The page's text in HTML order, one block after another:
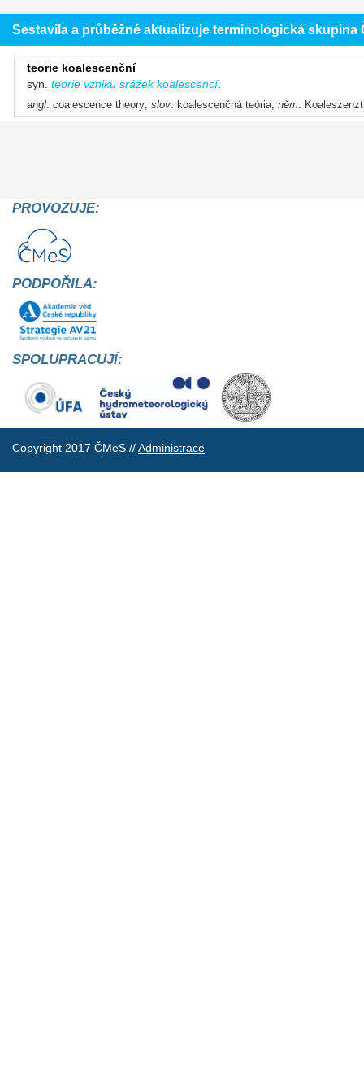
Sestavila a průběžné aktualizuje terminologická
teorie koalescenční
syn. teorie vzniku srážek koalescencí.
angl: coalescence theory; slov: koalescenčná teória; něm:
PROVOZUJE:
PODPOŘILA:
SPOLUPRACUJÍ:
Copyright 2017 ČMeS //Administrace